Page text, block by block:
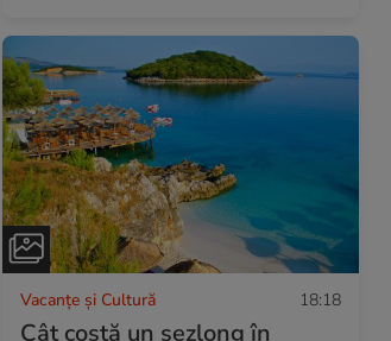
Vacanțe și Cultură 18:18
Cât costă un șezlong în